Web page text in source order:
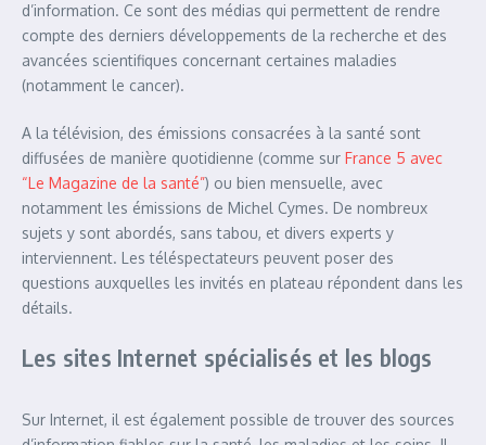
d’information. Ce sont des médias qui permettent de rendre
compte des derniers développements de la recherche et des
avancées scientifiques concernant certaines maladies
(notamment le cancer).
A la télévision, des émissions consacrées à la santé sont
diffusées de manière quotidienne (comme sur France 5 avec
“Le Magazine de la santé”) ou bien mensuelle, avec
notamment les émissions de Michel Cymes. De nombreux
sujets y sont abordés, sans tabou, et divers experts y
interviennent. Les téléspectateurs peuvent poser des
questions auxquelles les invités en plateau répondent dans les
détails.
Les sites Internet spécialisés et les blogs
Sur Internet, il est également possible de trouver des sources